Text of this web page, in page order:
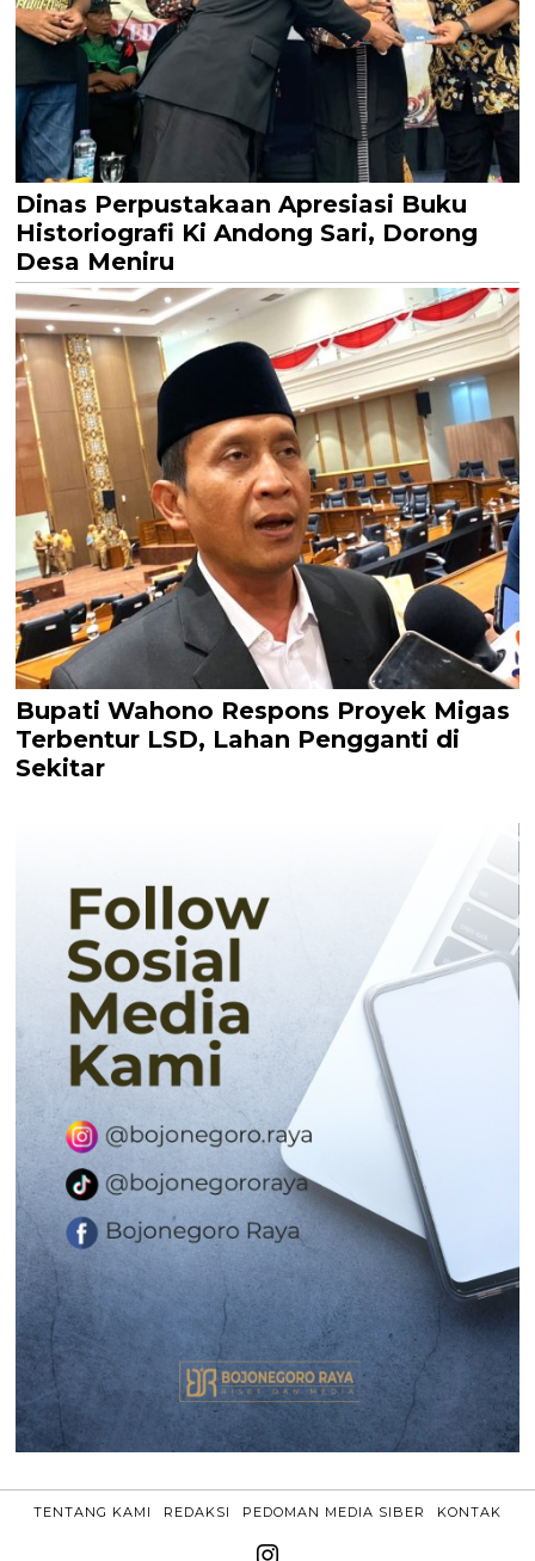
Dinas Perpustakaan Apresiasi Buku
Historiografi Ki Andong Sari, Dorong
Desa Meniru
Bupati Wahono Respons Proyek Migas
Terbentur LSD, Lahan Pengganti di
Sekitar
TENTANG KAMI REDAKSI PEDOMAN MEDIA SIBER KONTAK